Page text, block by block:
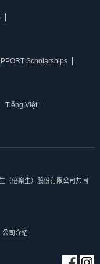
Scholarships
Tiếng Việt
（倍樂生）股份有限公司共同
公司介紹